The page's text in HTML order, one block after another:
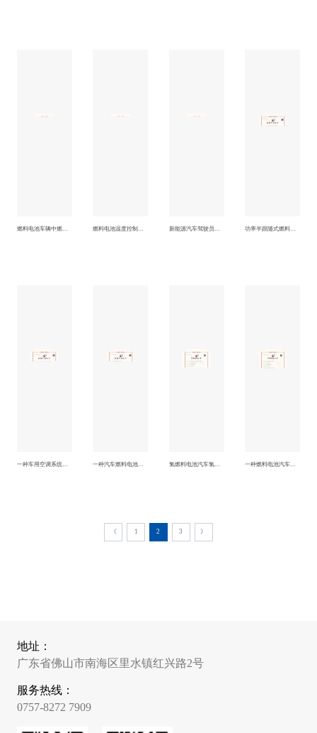
燃料电池车辆中燃料电池的温度控制方法 燃料电池温度控制方法 新能源汽车驾驶员需求转矩滤波方法 功率半跟随式燃料电池混合动力汽车能量管理方法
一种车用空调系统控制压缩机的方法及车用空调控制系统 一种汽车燃料电池以及安装结构 氢燃料电池汽车氢气输送系统及氢气泄漏检测方法 一种燃料电池汽车的燃料电池
《 1 2 3 》
地址：
广东省佛山市南海区里水镇红兴路2号
服务热线：
0757-8272 7909